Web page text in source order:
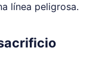
línea peligrosa.